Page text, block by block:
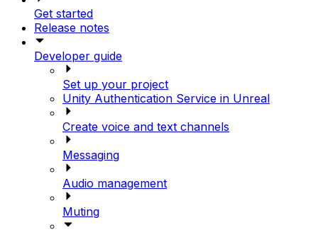
Get started
Release notes
Developer guide
Set up your project
Unity Authentication Service in Unreal
Create voice and text channels
Messaging
Audio management
Muting